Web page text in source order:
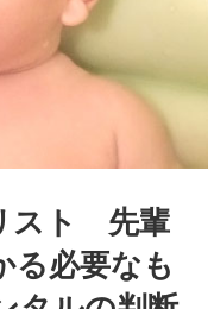
スト 先輩
る必要なも